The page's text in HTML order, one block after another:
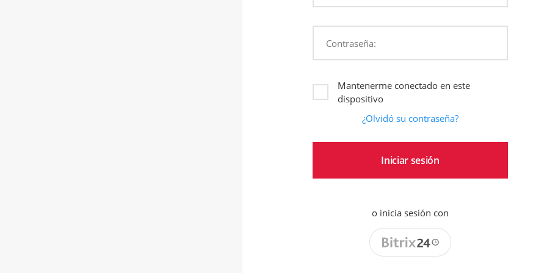
Contraseña:
Mantenerme conectado en este
dispositivo
¿Olvidó su contraseña?
o inicia sesión con